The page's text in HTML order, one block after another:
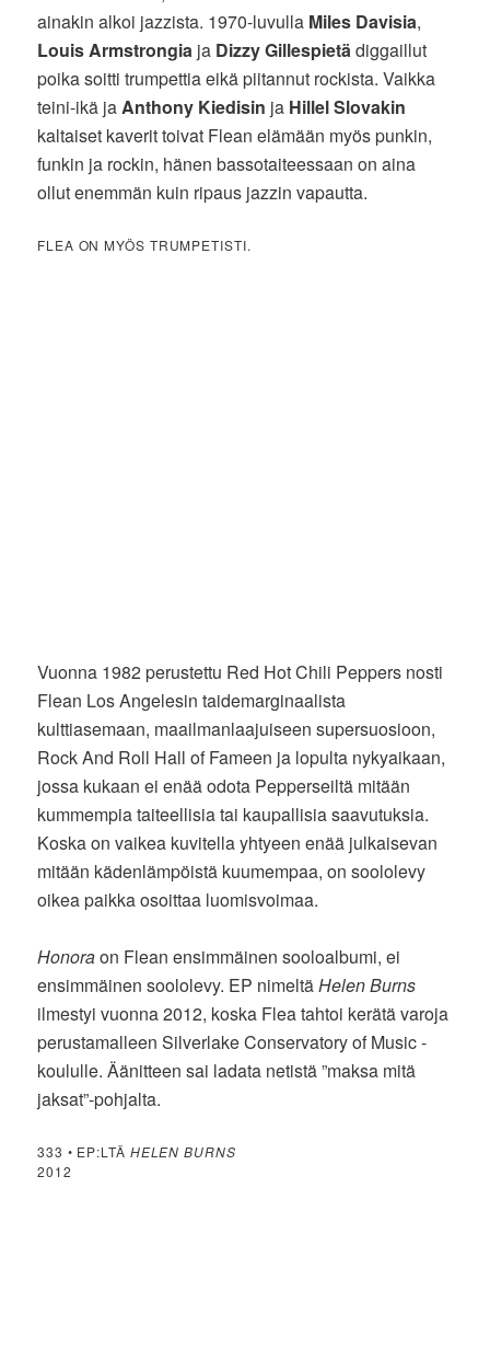
ainakin alkoi jazzista. 1970-luvulla Miles Davisia,
Louis Armstrongia ja Dizzy Gillespietä diggaillut
poika soitti trumpettia eikä piitannut rockista. Vaikka
teini-ikä ja Anthony Kiedisin ja Hillel Slovakin
kaltaiset kaverit toivat Flean elämään myös punkin,
funkin ja rockin, hänen bassotaiteessaan on aina
ollut enemmän kuin ripaus jazzin vapautta.
FLEA ON MYÖS TRUMPETISTI.
Vuonna 1982 perustettu Red Hot Chili Peppers nosti
Flean Los Angelesin taidemarginaalista
kulttiasemaan, maailmanlaajuiseen supersuosioon,
Rock And Roll Hall of Fameen ja lopulta nykyaikaan,
jossa kukaan ei enää odota Pepperseiltä mitään
kummempia taiteellisia tai kaupallisia saavutuksia.
Koska on vaikea kuvitella yhtyeen enää julkaisevan
mitään kädenlämpöistä kuumempaa, on soololevy
oikea paikka osoittaa luomisvoimaa.
Honoraon Flean ensimmäinen sooloalbumi, ei
ensimmäinen soololevy. EP nimeltäHelen Burns
ilmestyi vuonna 2012, koska Flea tahtoi kerätä varoja
perustamalleen Silverlake Conservatory of Music -
koululle. Äänitteen sai ladata netistä ”maksa mitä
jaksat”-pohjalta.
333 • EP:LTÄ HELEN BURNS
2012